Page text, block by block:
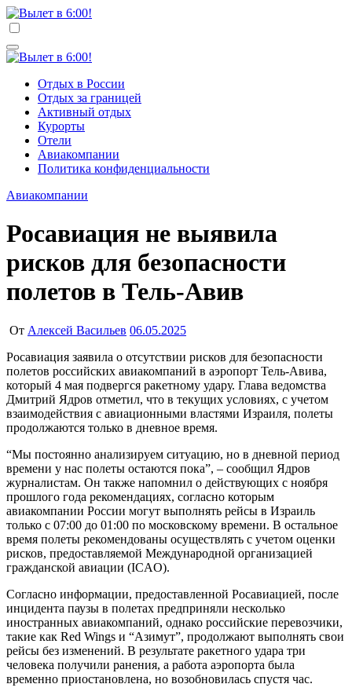
Перейти
к
Генеральный директор: Чернокоз Ольга Валерьевна
Учредитель ООО "Клуб регионов", ИНН 6685155934
Генеральный директор: Чернокоз Ольга Валерьевна
info@gosrf.ru +7 (495) 920-51-49
Отдых в России
Отдых за границей
Активный отдых
Курорты
Отели
Авиакомпании
Политика конфиденциальности
Авиакомпании
Росавиация не выявила
рисков для безопасности
полетов в Тель-Авив
От Алексей Васильев 06.05.2025
Росавиация заявила о отсутствии рисков для безопасности
полетов российских авиакомпаний в аэропорт Тель-Авива,
который 4 мая подвергся ракетному удару. Глава ведомства
Дмитрий Ядров отметил, что в текущих условиях, с учетом
взаимодействия с авиационными властями Израиля, полеты
продолжаются только в дневное время.
“Мы постоянно анализируем ситуацию, но в дневной период
времени у нас полеты остаются пока”, – сообщил Ядров
журналистам. Он также напомнил о действующих с ноября
прошлого года рекомендациях, согласно которым
авиакомпании России могут выполнять рейсы в Израиль
только с 07:00 до 01:00 по московскому времени. В остальное
время полеты рекомендованы осуществлять с учетом оценки
рисков, предоставляемой Международной организацией
гражданской авиации (ICAO).
Согласно информации, предоставленной Росавиацией, после
инцидента паузы в полетах предприняли несколько
иностранных авиакомпаний, однако российские перевозчики,
такие как Red Wings и “Азимут”, продолжают выполнять свои
рейсы без изменений. В результате ракетного удара три
человека получили ранения, а работа аэропорта была
временно приостановлена, но возобновилась спустя час.